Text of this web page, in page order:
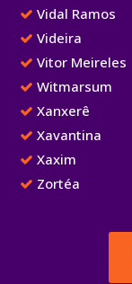
Vidal Ramos
Videira
Vitor Meireles
Witmarsum
Xanxerê
Xavantina
Xaxim
Zortéa